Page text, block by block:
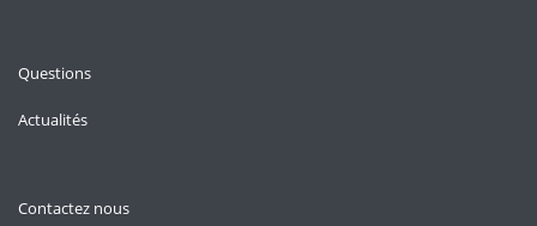
Questions
Actualités
Contactez nous